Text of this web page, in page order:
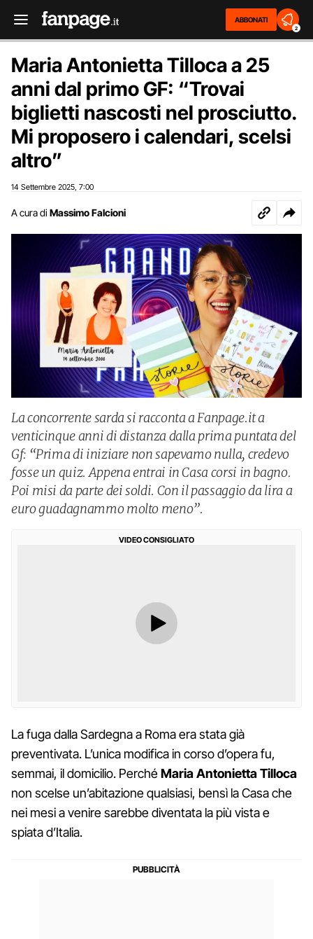
ABBONATI
2
Maria Antonietta Tilloca a 25
anni dal primo GF: “Trovai
biglietti nascosti nel prosciutto.
Mi proposero i calendari, scelsi
altro”
14 Settembre 2025 7:00
A cura di Massimo Falcioni
La concorrente sarda si racconta a Fanpage.it a
venticinque anni di distanza dalla prima puntata del
Gf: “Prima di iniziare non sapevamo nulla, credevo
fosse un quiz. Appena entrai in Casa corsi in bagno.
Poi misi da parte dei soldi. Con il passaggio da lira a
euro guadagnammo molto meno”.
VIDEO CONSIGLIATO
La fuga dalla Sardegna a Roma era stata già
preventivata. L’unica modifica in corso d’opera fu,
semmai, il domicilio. PerchéMariaAntoniettaTilloca
non scelse un’abitazione qualsiasi, bensì la Casa che
nei mesi a venire sarebbe diventata la più vista e
spiata d’Italia.